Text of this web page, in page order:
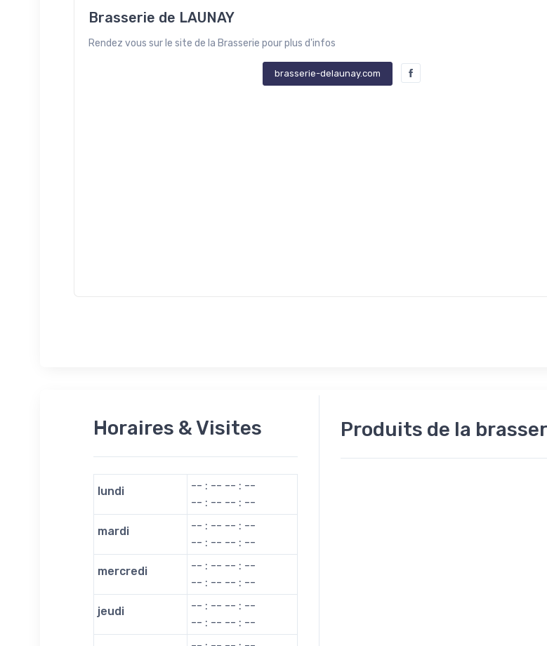
Brasserie de LAUNAY
Rendez vous sur le site de la Brasserie pour plus d'infos
brasserie-delaunay.com
Horaires & Visites
lundi
-- : -- -- : --
-- : -- -- : --
mardi
-- : -- -- : --
-- : -- -- : --
mercredi
-- : -- -- : --
-- : -- -- : --
jeudi
-- : -- -- : --
-- : -- -- : --
Produits de la